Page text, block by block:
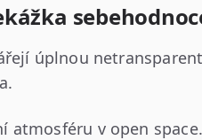
úplnou
atmosféru v open